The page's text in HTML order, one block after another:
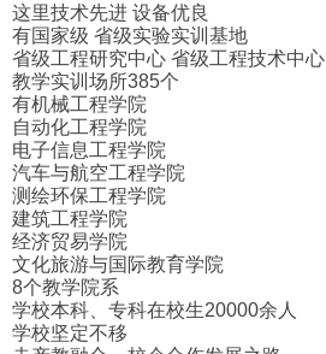
这里技术先进 设备优良
有国家级 省级实验实训基地
省级工程研究中心 省级工程技术中心
教学实训场所385个
有机械工程学院
自动化工程学院
电子信息工程学院
汽车与航空工程学院
测绘环保工程学院
建筑工程学院
经济贸易学院
文化旅游与国际教育学院
8个教学院系
学校本科、专科在校生20000余人
学校坚定不移